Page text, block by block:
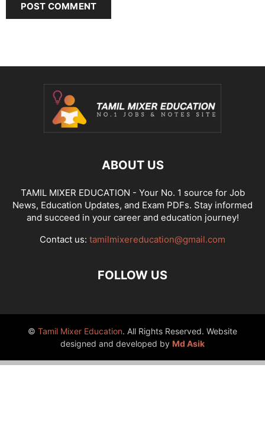
ABOUT US
TAMIL MIXER EDUCATION - Your No. 1 source for Job
News, Education Updates, and Exam PDFs. Stay informed
and succeed in your career and education journey!
Contact us: tamilmixereducation@gmail.com
FOLLOW US
© Tamil Mixer Education. All Rights Reserved. Website
designed and developed by Md Asik